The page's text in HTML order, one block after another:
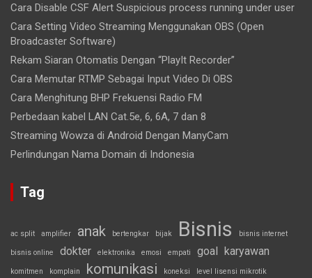
Cara Disable CSF Alert Suspicious process running under user
Cara Setting Video Streaming Menggunakan OBS (Open
Broadcaster Software)
Rekam Siaran Otomatis Dengan “PlayIt Recorder”
Cara Memutar RTMP Sebagai Input Video Di OBS
Cara Menghitung BHP Frekuensi Radio FM
Perbedaan kabel LAN Cat.5e, 6, 6A, 7 dan 8
Streaming Wowza di Android Dengan ManyCam
Perlindungan Nama Domain di Indonesia
Tag
ac split amplifier anak bertengkar bijak Bisnis bisnis internet
bisnis online dokter elektronika emosi empati goal karyawan
komitmen komplain komunikasi koneksi level lisensi mikrotik